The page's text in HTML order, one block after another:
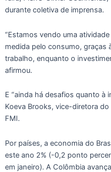
durante coletiva de imprensa.
“Estamos vendo uma
medida pelo consumo, graças
trabalho, enquanto o
afirmou.
E “ainda há desafios quanto à
Koeva Brooks, vice-diretora
FMI.
Por países, a economia do
este ano 2% (-0,2 ponto
em janeiro). A Colômbia